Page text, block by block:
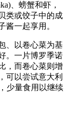
、螃蟹和虾，
类或饺子中的成
酱一起享用。
、以卷心菜为基
。一片博罗季诺
，而卷心菜则增
可以尝试意大利
少量食用以继续